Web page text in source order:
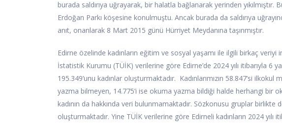
burada saldırıya uğrayarak, bir halatla bağlanarak yerinden yıkılmıştır.
Erdoğan Parkı köşesine konulmuştu. Ancak burada da saldırıya
anıt, onarılarak 8 Mart 2015 günü Hürriyet Meydanına taşınmıştır.
Edirne özelinde kadınların eğitim ve sosyal yaşamı ile ilgili birkaç
İstatistik Kurumu (TÜİK) verilerine göre Edirne’de 2024 yılı itibarıyla
195.349’unu kadınlar oluşturmaktadır. Kadınlarımızın 58.847’si
yazma bilmeyen, 14.775’i ise okuma yazma bildiği halde herhangi bir
kadının da hakkında veri bulunmamaktadır. Sözkonusu gruplar birlikte
oluşturmaktadır. Yine TÜİK verilerine göre Edirneli kadınların 2024 yılı